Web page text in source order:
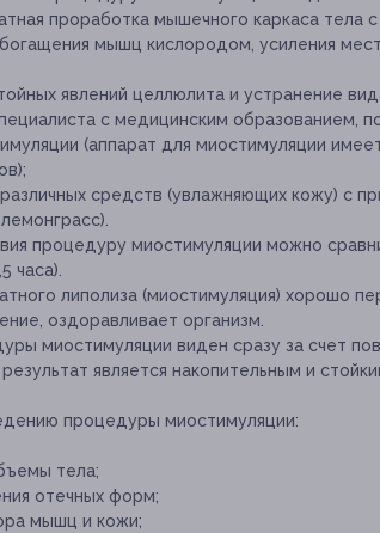
проработка мышечного каркаса тела
мышц кислородом, усиления
явлений целлюлита и устранение
с медицинским образованием,
(аппарат для миостимуляции
средств (увлажняющих кожу) с
процедуру миостимуляции можно
часа).
липолиза (миостимуляция) хорошо
оздоравливает организм.
миостимуляции виден сразу за счет
является накопительным и
процедуры миостимуляции:
тела;
отечных форм;
мышц и кожи;